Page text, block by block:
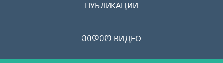
ПУБЛИКАЦИИ
ვიდეო ВИДЕО